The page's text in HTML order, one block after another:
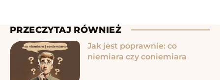
PRZECZYTAJ RÓWNIEŻ
Jak jest poprawnie: co
niemiara czy coniemiara